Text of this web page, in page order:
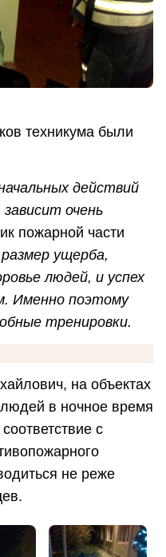
техникума были
действий
очень
пожарной части
ущерба,
людей, и успех
Именно поэтому
тренировки.
на объектах
в ночное время
с
не реже